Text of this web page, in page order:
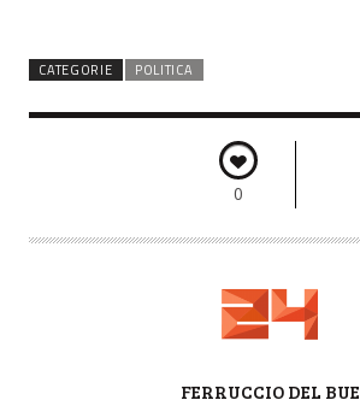
CATEGORIE POLITICA
0
FERRUCCIO DEL BUE